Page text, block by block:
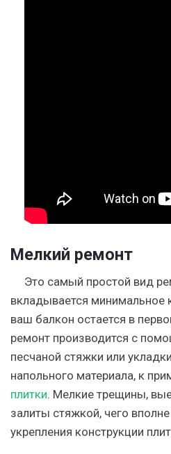
Мелкий ремонт
Это самый простой вид
вкладывается минимальное
ваш балкон остается в
ремонт производится с
песчаной стяжки или
напольного материала, к
плитки. Мелкие трещины,
залиты стяжкой, чего
укрепления конструкции